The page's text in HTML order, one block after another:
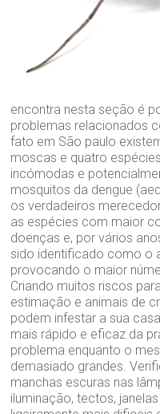
encontra nesta seção é
problemas relacionados
fato em São paulo
moscas e quatro
incómodas e
mosquitos da dengue
os verdadeiros
as espécies com maior
doenças e, por vários
sido identificado como o
provocando o maior
Criando muitos riscos
estimação e animais de
podem infestar a sua
mais rápido e eficaz da
problema enquanto o
demasiado grandes.
manchas escuras nas
iluminação, tectos,